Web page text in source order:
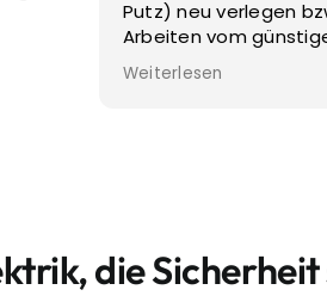
Vielen Dank Dafür!
die